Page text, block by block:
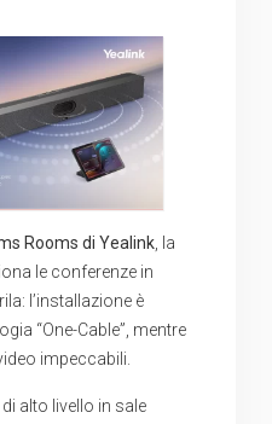
Rooms di Yealink, la
le conferenze in
l’installazione è
“One-Cable”, mentre
impeccabili.
alto livello in sale